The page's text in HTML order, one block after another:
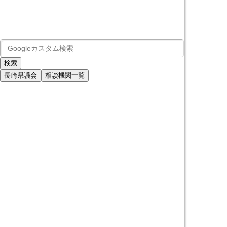
長崎県議会 相談機関一覧